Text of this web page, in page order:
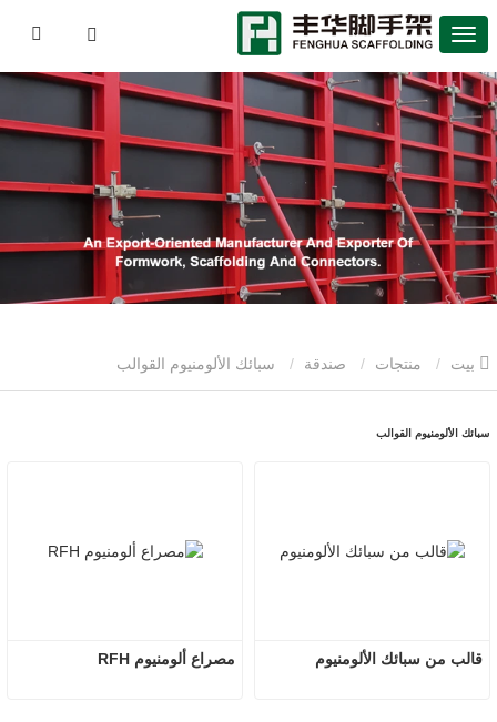
منتجات صندقة
سبائك الألومنيوم القوالب
مصراع ألومنيوم RFH قالب من سبائك الألومنيوم